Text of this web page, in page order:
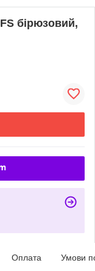
бірюзовий,
Оплата Умови